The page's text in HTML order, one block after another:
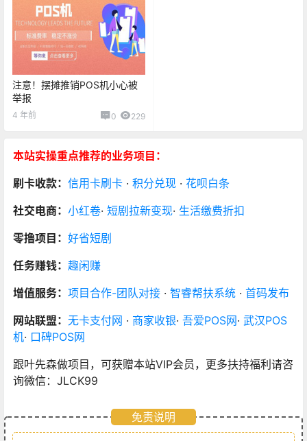
注意！摆摊推销POS机小心被
举报
4 年前 0 229
本站实操重点推荐的业务项目：
刷卡收款： 信用卡刷卡 · 积分兑现 · 花呗白条
社交电商： 小红卷· 短剧拉新变现· 生活缴费折扣
零撸项目： 好省短剧
任务赚钱： 趣闲赚
增值服务： 项目合作-团队对接 · 智睿帮扶系统 · 首码发布
网站联盟： 无卡支付网 · 商家收银· 吾爱POS网· 武汉POS
机· 口碑POS网
跟叶先森做项目，可获赠本站VIP会员，更多扶持福利请咨
询微信：JLCK99
免责说明